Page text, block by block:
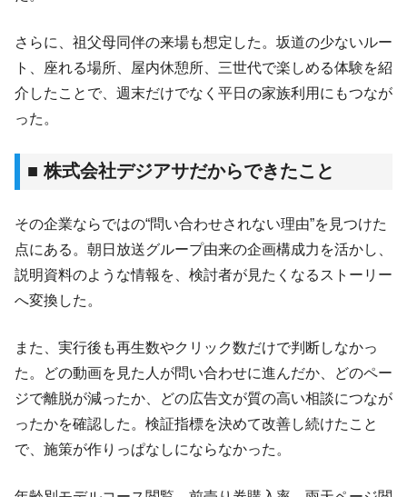
さらに、祖父母同伴の来場も想定した。坂道の少ないルー
ト、座れる場所、屋内休憩所、三世代で楽しめる体験を紹
介したことで、週末だけでなく平日の家族利用にもつなが
った。
■ 株式会社デジアサだからできたこと
その企業ならではの“問い合わせされない理由”を見つけた
点にある。朝日放送グループ由来の企画構成力を活かし、
説明資料のような情報を、検討者が見たくなるストーリー
へ変換した。
また、実行後も再生数やクリック数だけで判断しなかっ
た。どの動画を見た人が問い合わせに進んだか、どのペー
ジで離脱が減ったか、どの広告文が質の高い相談につなが
ったかを確認した。検証指標を決めて改善し続けたこと
で、施策が作りっぱなしにならなかった。